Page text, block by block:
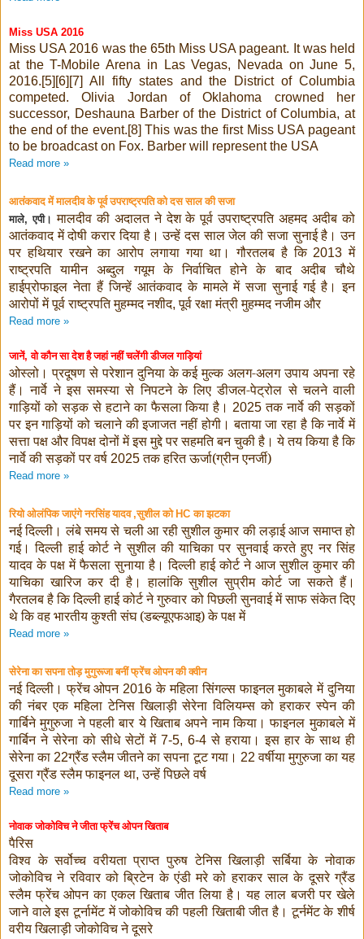
Miss USA 2016
Miss USA 2016 was the 65th Miss USA pageant. It was held
at the T-Mobile Arena in Las Vegas, Nevada on June 5,
2016.[5][6][7] All fifty states and the District of Columbia
competed. Olivia Jordan of Oklahoma crowned her
successor, Deshauna Barber of the District of Columbia, at
the end of the event.[8] This was the first Miss USA pageant
to be broadcast on Fox. Barber will represent the USA
Read more »
आतंकवाद में मालदीव के पूर्व उपराष्ट्रपति को दस साल की सजा
माले,एपी। मालदीव की अदालत ने देश के पूर्व उपराष्ट्रपति अहमद अदीब को
आतंकवाद में दोषी करार दिया है। उन्हें दस साल जेल की सजा सुनाई है। उन
पर हथियार रखने का आरोप लगाया गया था। गौरतलब है कि2013में
राष्ट्रपति यामीन अब्दुल गयूम के निर्वाचित होने के बाद अदीब चौथे
हाईप्रोफाइल नेता हैं जिन्हें आतंकवाद के मामले में सजा सुनाई गई है। इन
आरोपों में पूर्व राष्ट्रपति मुहम्मद नशीद,पूर्व रक्षा मंत्री मुहम्मद नजीम और
Read more »
जानें,वो कौन सा देश है जहां नहीं चलेंगी डीजल गाड़ियां
ओस्लो। प्रदूषण से परेशान दुनिया के कई मुल्क अलग-अलग उपाय अपना रहे
हैं। नार्वे ने इस समस्या से निपटने के लिए डीजल-पेट्रोल से चलने वाली
गाड़ियों को सड़क से हटाने का फैसला किया है।2025तक नार्वे की सड़कों
पर इन गाड़ियों को चलाने की इजाजत नहीं होगी। बताया जा रहा है कि नार्वे में
सत्ता पक्ष और विपक्ष दोनों में इस मुद्दे पर सहमति बन चुकी है। ये तय किया है कि
नार्वे की सड़कों पर वर्ष 2025तक हरित ऊर्जा(ग्रीन एनर्जी)
Read more »
रियो ओलंपिक जाएंगे नरसिंह यादव ,सुशील को HCका झटका
नई दिल्ली। लंबे समय से चली आ रही सुशील कुमार की लड़ाई आज समाप्त हो
गई। दिल्ली हाई कोर्ट ने सुशील की याचिका पर सुनवाई करते हुए नर सिंह
यादव के पक्ष में फैसला सुनाया है। दिल्ली हाई कोर्ट ने आज सुशील कुमार की
याचिका खारिज कर दी है। हालांकि सुशील सुप्रीम कोर्ट जा सकते हैं।
गैरतलब है कि दिल्ली हाई कोर्ट ने गुरुवार को पिछली सुनवाई में साफ संकेत दिए
थे कि वह भारतीय कुश्ती संघ (डब्ल्यूएफआइ) के पक्ष में
Read more »
सेरेना का सपना तोड़ मुगुरूजा बनीं फ्रेंच ओपन की क्वीन
नई दिल्ली। फ्रेंच ओपन2016के महिला सिंगल्स फाइनल मुकाबले में दुनिया
की नंबर एक महिला टेनिस खिलाड़ी सेरेना विलियम्स को हराकर स्पेन की
गार्बिने मुगुरुजा ने पहली बार ये खिताब अपने नाम किया। फाइनल मुकाबले में
गार्बिन ने सेरेना को सीधे सेटों में 7-5, 6-4से हराया। इस हार के साथ ही
सेरेना का22ग्रैंड स्लैम जीतने का सपना टूट गया। 22वर्षीया मुगुरुजा का यह
दूसरा ग्रैंड स्लैम फाइनल था,उन्हें पिछले वर्ष
Read more »
नोवाक जोकोविच ने जीता फ्रेंच ओपन खिताब
पैरिस
विश्व के सर्वोच्च वरीयता प्राप्त पुरुष टेनिस खिलाड़ी सर्बिया के नोवाक
जोकोविच ने रविवार को ब्रिटेन के एंडी मरे को हराकर साल के दूसरे ग्रैंड
स्लैम फ्रेंच ओपन का एकल खिताब जीत लिया है। यह लाल बजरी पर खेले
जाने वाले इस टूर्नामेंट में जोकोविच की पहली खिताबी जीत है। टूर्नमेंट के शीर्ष
वरीय खिलाड़ी जोकोविच ने दूसरे